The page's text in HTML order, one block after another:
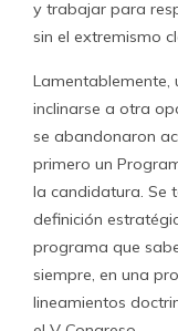
y trabajar para
sin el extremismo
inclinarse a otra
se abandonaron
primero un
la candidatura. Se
definición
programa que
siempre, en una
lineamientos